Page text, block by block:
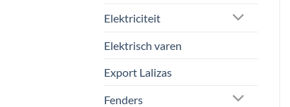
Elektriciteit
Elektrisch varen
Export Lalizas
Fenders